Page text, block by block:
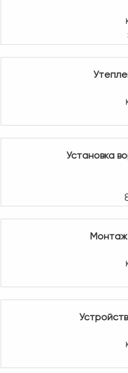
Установка
Монтаж